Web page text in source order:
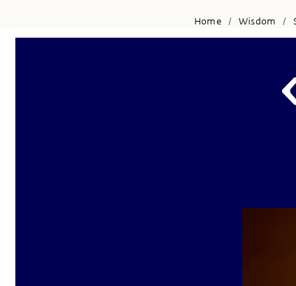
Home / Wisdom /